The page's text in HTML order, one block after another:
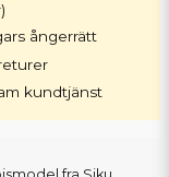
ångerrätt
kundtjänst